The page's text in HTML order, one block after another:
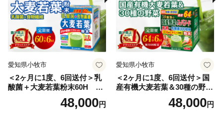
マとしたユニークな橋（かえる橋）を建設しました。多
くの人々を招き入れ、町発展への願いを込めたもので
す。『努力、忍耐、飛躍』を象徴する ”柳に跳びつくか
える”（小野道風）をイメージし、「考える」「人をか
う5つの”かえる”にひっかけ、ネーミングしています。
農業は、温暖な気候を活かし、ミニトマトなど野菜を中
愛知県小牧市
＜2ヶ月に1度、6回送付＞乳
酸菌＋大麦若葉粉末60H 山
48,000円
愛知県小牧市
＜2ヶ月に1度、6回送付＞国
産有機大麦若葉＆30種の野
菜 山本漢方 定期便
48,000円